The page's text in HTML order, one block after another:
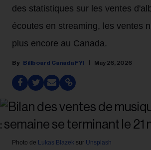
des statistiques sur les ventes
écoutes en streaming, les ventes
plus encore au Canada.
Billboard Canada FYI May 26, 2026
Photo de Lukas Blazek sur Unsplash